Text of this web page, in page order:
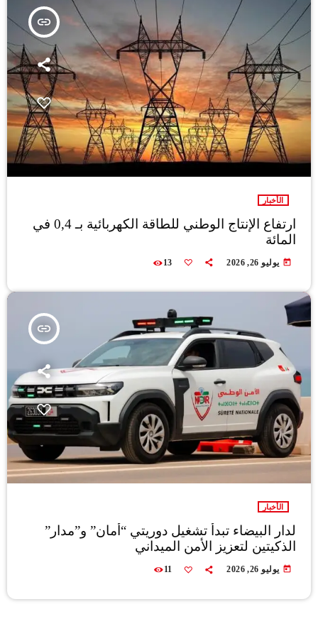
insert_link
الأخبار
ارتفاع الإنتاج الوطني للطاقة الكهربائية بـ 0,4 في
المائة
today يوليو 26, 2026 13
insert_link
الأخبار
لدار البيضاء تبدأ تشغيل دوريتي “أمان” و”مدار”
الذكيتين لتعزيز الأمن الميداني
today يوليو 26, 2026 11